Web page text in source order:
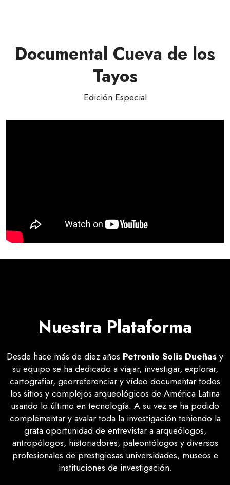
Documental Cueva de los
Tayos
Edición Especial
Nuestra Plataforma
Desde hace más de diez años Petronio Solis Dueñasy
su equipo se ha dedicado a viajar, investigar, explorar,
cartografiar, georreferenciar y vídeo documentar todos
los sitios y complejos arqueológicos de América Latina
usando lo último en tecnología. A su vez se ha podido
complementar y avalar toda la investigación teniendo la
grata oportunidad de entrevistar a arqueólogos,
antropólogos, historiadores, paleontólogos y diversos
profesionales de prestigiosas universidades, museos e
instituciones de investigación.